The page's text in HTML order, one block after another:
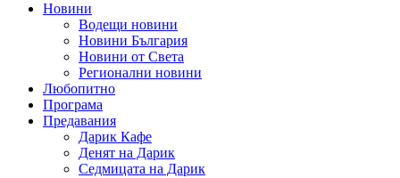
Новини
Водещи новини
Новини България
Новини от Света
Регионални новини
Любопитно
Програма
Предавания
Дарик Кафе
Денят на Дарик
Седмицата на Дарик